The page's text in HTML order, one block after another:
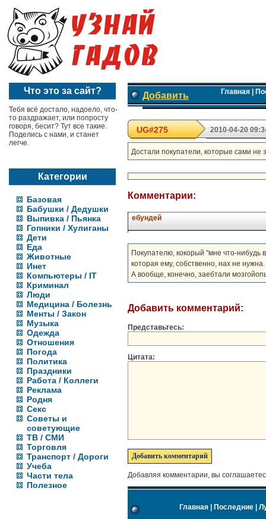
Что это за сайт?
Тебя всё достало, надоело, что-
то раздражает, или попросту
говоря, бесит? Тут все такие.
Поделись с нами, и станет
легче.
Категории
Базовая
Бабушки / Дедушки
Выпивка / Пьянка
Гопники / Хулиганы
Дети
Еда
Животные
Инет
Компьютеры / IT
Криминал
Люди
Медицина / Болезнь
Менты / Закон
Музыка
Одежда
Отношения
Погода
Политика
Праздники
Работа / Коллеги
Реклама
Родня
Секс
Советы и
советующие
ТВ / СМИ
Торговля
Транспорт / Дороги
Учеба
Части тела
Полезное
Добавить Главная|
UG#275 2010-04-20
Достали покупатели, которые сами
Комментарии:
ебундей
Покупателю, кокорый "мне что-нибудь
которая ему, собственно, нах не нужна.
А вообще, конечно, заебтали
Добавить комментарий:
Представьтесь:
Цитата:
Добавляя комментарии, вы
Главная Последние